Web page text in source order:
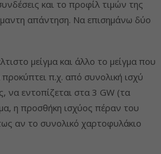
και το προφίλ τιμών της
απάντηση. Να επισημάνω δύο
μείγμα και άλλο το μείγμα που
π.χ. από συνολική ισχύ
να εντοπίζεται στα 3 GW (τα
η προσθήκη ισχύος πέραν του
αν το συνολικό χαρτοφυλάκιο